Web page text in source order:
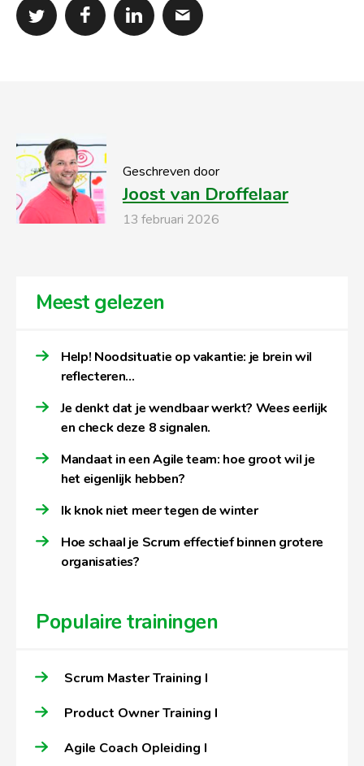
Geschreven door
Joost van Droffelaar
13 februari 2026
Meest gelezen
Help! Noodsituatie op vakantie: je brein wil
reflecteren…
Je denkt dat je wendbaar werkt? Wees eerlijk
en check deze 8 signalen.
Mandaat in een Agile team: hoe groot wil je
het eigenlijk hebben?
Ik knok niet meer tegen de winter
Hoe schaal je Scrum effectief binnen grotere
organisaties?
Populaire trainingen
Scrum Master Training I
Product Owner Training I
Agile Coach Opleiding I